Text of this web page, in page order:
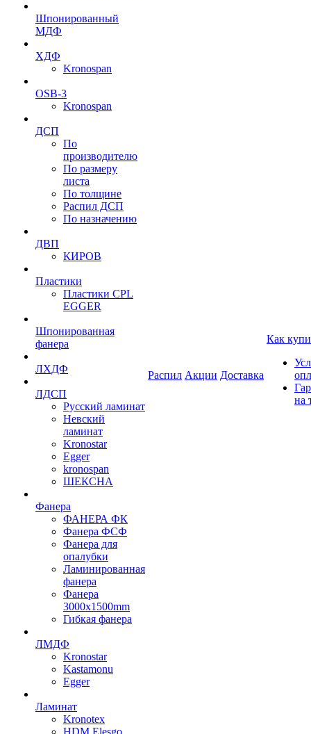
Шпонированный
МДФ
ХДФ
Kronospan
OSB-3
Kronospan
ДСП
По
производителю
По размеру
листа
По толщине
Распил ДСП
По назначению
ДВП
КИРОВ
Пластики
Пластики CPL
EGGER
Шпонированная
фанера
ЛХДФ
ЛДСП
Русский ламинат
Невский
ламинат
Kronostar
Egger
kronospan
ШЕКСНА
Фанера
ФАНЕРА ФК
Фанера ФСФ
Фанера для
опалубки
Ламинированная
фанера
Фанера
3000х1500mm
Гибкая фанера
ЛМДФ
Kronostar
Kastamonu
Egger
Ламинат
Kronotex
HDM Elesgo
Распил Акции Доставка
Как
на